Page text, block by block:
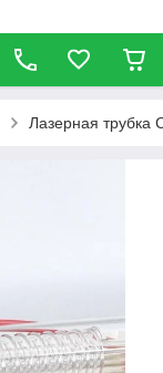
Лазерная трубка